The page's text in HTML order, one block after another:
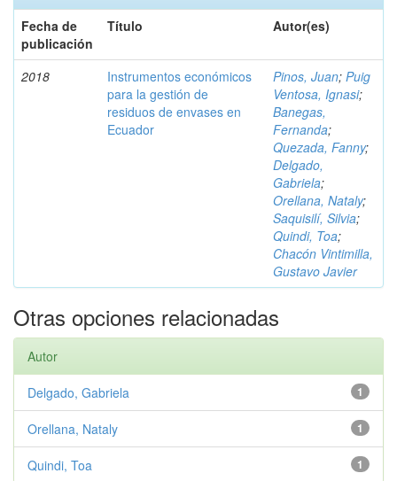
Fecha de
publicación
Título Autor(es)
2018
Instrumentos económicos
para la gestión de
residuos de envases en
Ecuador
Pinos, Juan; Puig
Ventosa, Ignasi;
Banegas,
Fernanda;
Quezada, Fanny;
Delgado,
Gabriela;
Orellana, Nataly;
Saquisilí, Silvia;
Quindi, Toa;
Chacón Vintimilla,
Gustavo Javier
Otras opciones relacionadas
Autor
1
Delgado, Gabriela
1
Orellana, Nataly
1
Quindi, Toa